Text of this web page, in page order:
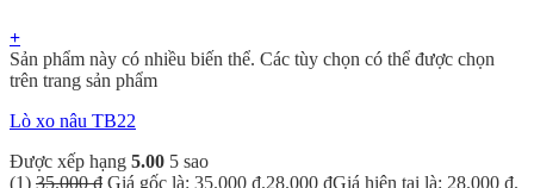
+
Sản phẩm này có nhiều biến thể. Các tùy chọn có thể được chọn
trên trang sản phẩm
Lò xo nâu TB22
Được xếp hạng 5.00 5 sao
(1) 35.000₫ Giá gốc là: 35.000 ₫.28.000 ₫Giá hiện tại là: 28.000 ₫.